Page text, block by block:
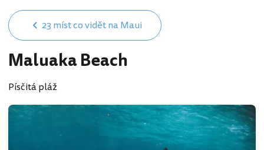
23 míst co vidět na Maui
Maluaka Beach
Písčitá pláž